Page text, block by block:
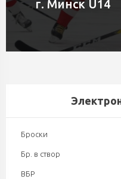
г. Минск U14
Броски
Бр. в створ
ВБР